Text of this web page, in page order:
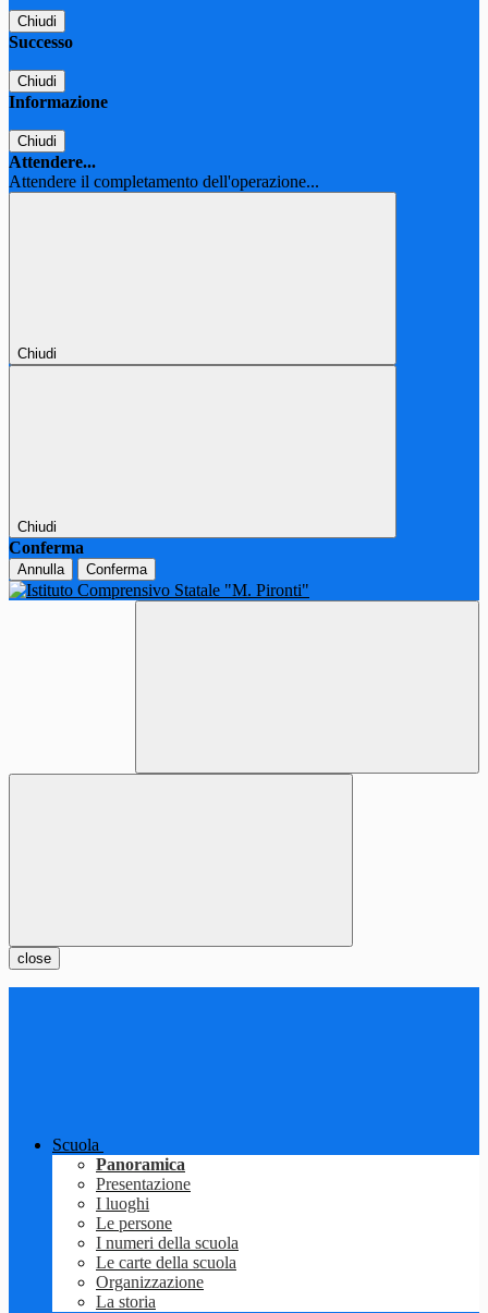
Chiudi
Successo
Chiudi
Informazione
Chiudi
Attendere...
Attendere il completamento dell'operazione...
Chiudi
Chiudi
Conferma
Annulla Conferma
close
Scuola
Panoramica
Presentazione
I luoghi
Le persone
I numeri della scuola
Le carte della scuola
Organizzazione
La storia